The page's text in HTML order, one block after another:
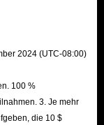
2024 (UTC-08:00)
100 %
3. Je mehr
die 10 $